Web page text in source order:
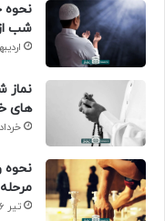
نحوه
شب
نماز
های
خرداد 1, 1401
نحوه
مرحله
تیر 16, 1401